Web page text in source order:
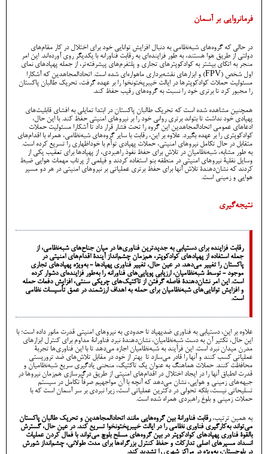
فرمانروایی بر آسمان
در حالی که گروه‌های شبه‌نظامی به دنبال افزایش توانایی خود برای اختلال در کار مقام‌های
دولتی از طریق هوا هستند، به طور فزاینده‌ای به رقابت فناورانه با یکدیگر روی آورده‌اند. این امر
منجر به اتکای بیشتر به کوادکوپترهای تجاری و پلتفرم‌های پیشرفته‌تر، از جمله پهپادهای نمای
اول شخص (FPV) و ابزارهای نقشه‌برداری ماهواره‌ای شده است. اتحادالمجاهدین که آشکارا
مسئولیت حملات کوادکوپترها در ایالت خیبرپختونخوا را بر عهده گرفت، تحریک طالبان پاکستان
را مجبور کرد تا برتری خود را نسبت به گروه‌های رقیب حفظ کند.
همچنین مشاهده شده است که تحریک طالبان پاکستان در ابتدا تمایلی به افشای قابلیت‌های
پهپادی خود نداشت تا بتواند برتری روانی خود را بر نیروهای امنیتی حفظ کند. با این حال،
ادعاهای عمومی اتحادالمجاهدین این گروه را تحت فشار قرار داد تا آشکارا مسئولیت حملات
کوادکوپتری را بر عهده بگیرد. علاوه بر این، رقابت با سایر گروه‌های شبه‌نظامی، همراه با اقدام‌های
متقابل در حال تکامل نیروهای امنیتی، حملات پهپادی توأم با خوداظهاری را تسریع کرده است.
به طور مشابه، شبه‌نظامیان در تلاش برای حفظ نفوذ راهبردی، از پهپادها برای تعقیب یکی از
وسایل نقلیۀ نیروهای امنیتی در منطقه بنو استفاده کردند و فیلمی از پرتاب مهمات هوایی ضبط
کردند که نشان‌دهندۀ تلاش آنها برای حفظ برتری عملیاتی بر نیروهای امنیتی در هر دو مسیر
هوایی و زمینی است.
نتیجه‌گیری
رقابت فزاینده برای دستیابی به جدیدترین فناوری‌ها در میان جناح‌های شبه‌نظامی، از
جمله استفاده از پهپادهای کوادکوپتر، هم‌زمان چشم‌انداز آیندۀ اقدام‌های امنیتی در
پاکستان را تغییر می‌دهد. در عین حال، تغییر فناوری پهپادها - به‌ویژه پهپادهای تجاری
موجود - توسط شبه‌نظامیان، ارزیابی پویایی‌های فناورانه را به‌طور فزاینده‌ای دشوار کرده
است. این امر نشان‌دهندۀ فاصله گرفتن از تاکتیک‌های چریکی سنتی، افزایش دفعات حمله
و افزایش توانایی‌های شبه‌نظامیان برای حمله به اهداف ارزشمند در عمق تأسیسات نظامی
است.
علاوه بر این، دستیابی به فناوری ضدپهپاد تا حدودی به نیروهای امنیتی قدرت مانور داده است؛ با
این حال، تکثیر آن به دست شبه‌نظامیان، نشان‌دهندۀ نبرد فناورانۀ مداوم برای کنترل ابزارهای
مدرن میدان نبرد است. این فرآیند به شبه‌نظامیان اجازه می‌دهد تا با این فناوری‌ها تجربۀ
عملیاتی کسب کنند و آنها را قادر می‌سازد تا بهتر از خود در مقابل تلاش‌های ضد تروریستی
محافظت کنند. حملات هماهنگ به عنوان یک تاکتیک، منحنی یادگیری سریع شبه‌نظامیان و
قدرت انطباق آنها را در ایجاد اختلال در اقدام‌های امنیتی از طریق درگیرسازی هم‌زمان نیروها در
جبهه‌های زمینی و هوایی، نشان می‌دهد که آنچه با آن مواجهیم صرفاً تکامل در سیستم
تسلیحاتی نیست، بلکه تحولی در دکترین عملیاتی است، زیرا نبردی بر سر آسمان است که با
حملات زمینی و بلوغ راهبردی همراه شده است.
به همین ترتیب،رقابت فناورانۀ بین گروه‌هایی مانند اتحادالمجاهدین و تحریک طالبان پاکستان
می‌تواند به‌کارگیری فناوری نظامی را در ایالت خیبرپختونخوا تسریع کند. در عین حال، گسترش
بالقوۀ فناوری پهپادهای کوادکوپتر در بین گروه‌های مسلح بلوچ می‌تواند با فعال کردن عملیات
انسداد مسیرهای اصلی تدارکات و حفظ کنترل بزرگراه‌ها برای مدت طولانی، چشم‌انداز شورش